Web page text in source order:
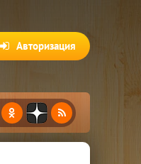
Авторизация